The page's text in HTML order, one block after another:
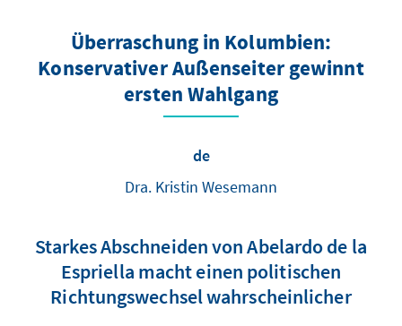
Überraschung in Kolumbien:
Konservativer Außenseiter gewinnt
ersten Wahlgang
de
Dra. Kristin Wesemann
Starkes Abschneiden von Abelardo de la
Espriella macht einen politischen
Richtungswechsel wahrscheinlicher